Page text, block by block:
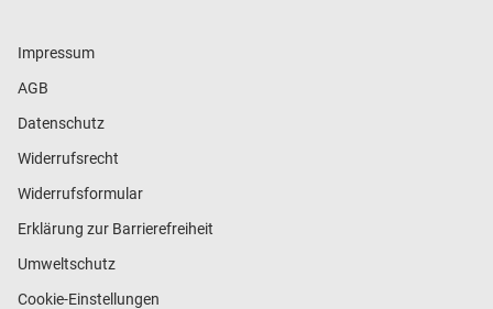
Impressum
AGB
Datenschutz
Widerrufsrecht
Widerrufsformular
Erklärung zur Barrierefreiheit
Umweltschutz
Cookie-Einstellungen